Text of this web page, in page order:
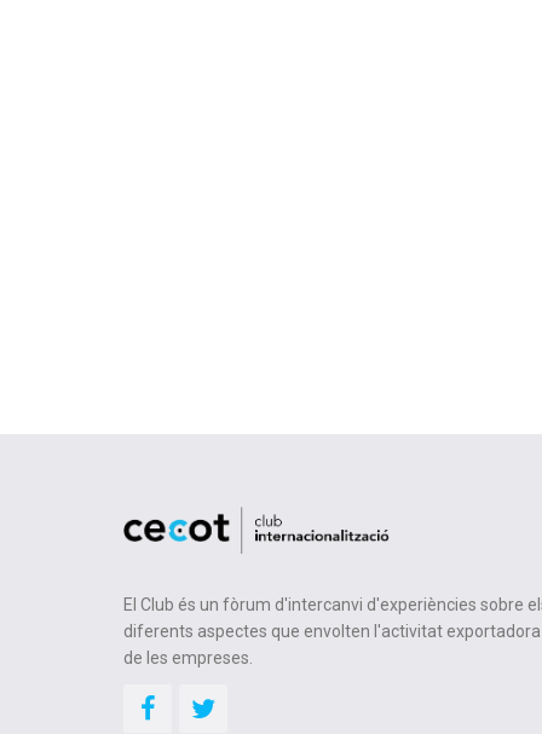
El Club és un fòrum d'intercanvi d'experiències sobre
diferents aspectes que envolten l'activitat exportadora
de les empreses.